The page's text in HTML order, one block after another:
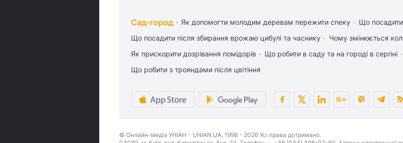
Сад-город Як допомогти молодим деревам пережити спеку Що
Що посадити після збирання врожаю цибулі та часнику
Чому змінюється
Як прискорити дозрівання помідорів
Що робити в саду та на городі в серпні
Що робити з трояндами після цвітіння
© Онлайн-медіа УНІАН - UNIAN.UA, 1998 - 2026 Усі права дотримано.